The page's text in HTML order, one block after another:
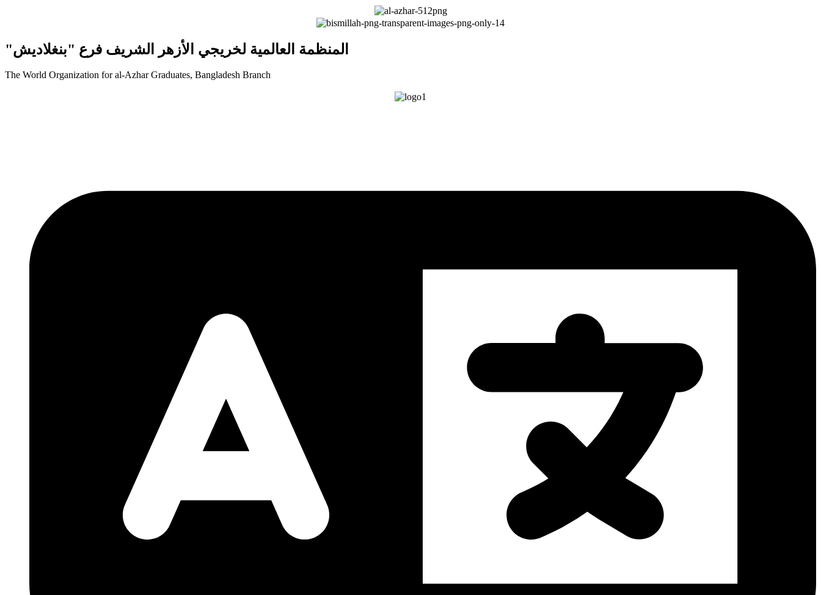
"المنظمة العالمية لخريجي الأزهر الشريف فرع "بنغلاديش
The World Organization for al-Azhar Graduates, Bangladesh Branch